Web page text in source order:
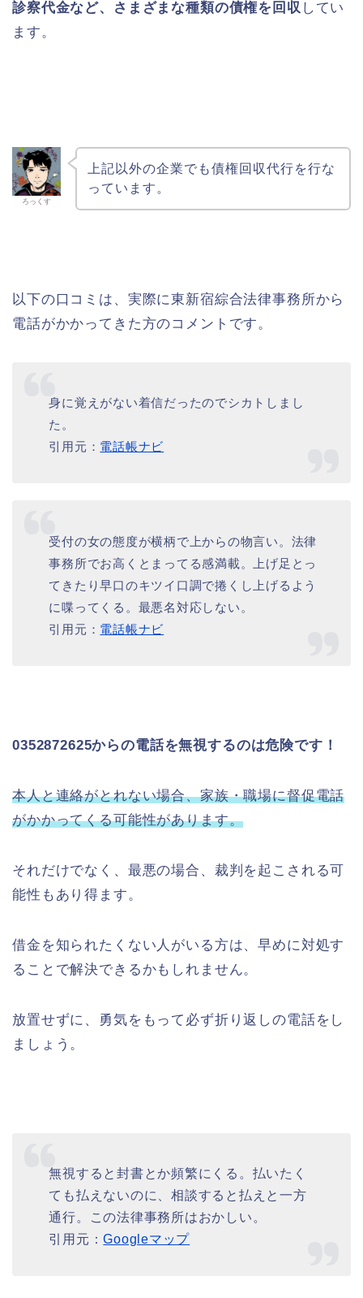
診察代金など、さまざまな種類の債権を回収 してい
ます。
ろっくす
上記以外の企業でも債権回収代行を行な
っています。
以下の口コミは、実際に東新宿綜合法律事務所から
電話がかかってきた方のコメントです。
身に覚えがない着信だったのでシカトしまし
た。
引用元： 電話帳ナビ
受付の女の態度が横柄で上からの物言い。法律
事務所でお高くとまってる感満載。上げ足とっ
てきたり早口のキツイ口調で捲くし上げるよう
に喋ってくる。最悪名対応しない。
引用元： 電話帳ナビ
0352872625からの電話を無視するのは危険です！
本人と連絡がとれない場合、家族・職場に督促電話
がかかってくる可能性があります。
それだけでなく、最悪の場合、裁判を起こされる可
能性もあり得ます。
借金を知られたくない人がいる方は、早めに対処す
ることで解決できるかもしれません。
放置せずに、勇気をもって必ず折り返しの電話をし
ましょう。
無視すると封書とか頻繁にくる。払いたく
ても払えないのに、相談すると払えと一方
通行。この法律事務所はおかしい。
引用元：Googleマップ